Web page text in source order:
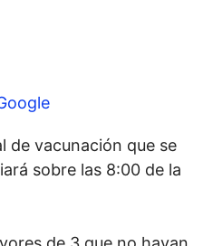
de vacunación que se
sobre las 8:00 de la